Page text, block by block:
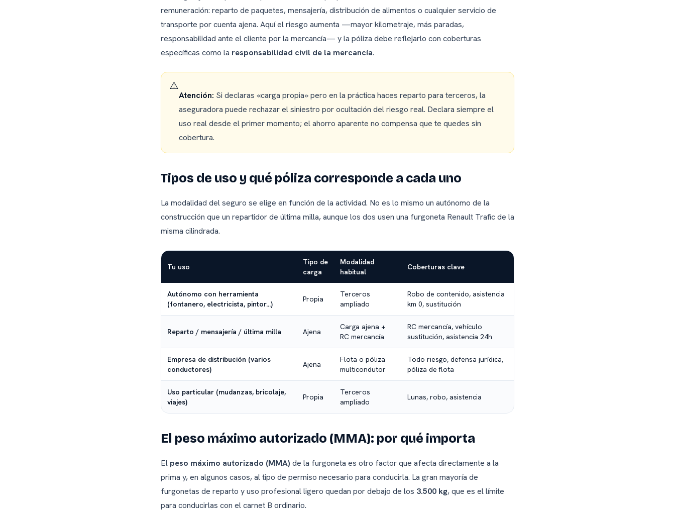
remuneración: reparto de paquetes, mensajería, distribución de alimentos o cualquier servicio de
transporte por cuenta ajena. Aquí el riesgo aumenta —mayor kilometraje, más paradas,
responsabilidad ante el cliente por la mercancía— y la póliza debe reflejarlo con coberturas
específicas como la responsabilidad civil de la mercancía.
⚠️
Atención: Si declaras «carga propia» pero en la práctica haces reparto para terceros, la
aseguradora puede rechazar el siniestro por ocultación del riesgo real. Declara siempre el
uso real desde el primer momento; el ahorro aparente no compensa que te quedes sin
cobertura.
Tipos de uso y qué póliza corresponde a cada uno
La modalidad del seguro se elige en función de la actividad. No es lo mismo un autónomo de la
construcción que un repartidor de última milla, aunque los dos usen una furgoneta Renault Trafic de la
misma cilindrada.
Tu uso
Tipo de
carga
Modalidad
habitual
Coberturas clave
Autónomo con herramienta
(fontanero, electricista, pintor…)
Propia
Terceros
ampliado
Robo de contenido, asistencia
km 0, sustitución
Reparto / mensajería / última milla Ajena
Carga ajena +
RC mercancía
RC mercancía, vehículo
sustitución, asistencia 24h
Empresa de distribución (varios
conductores)
Ajena
Flota o póliza
multicondutor
Todo riesgo, defensa jurídica,
póliza de flota
Uso particular (mudanzas, bricolaje,
viajes)
Propia
Terceros
ampliado
Lunas, robo, asistencia
El peso máximo autorizado (MMA): por qué importa
El peso máximo autorizado (MMA) de la furgoneta es otro factor que afecta directamente a la
prima y, en algunos casos, al tipo de permiso necesario para conducirla. La gran mayoría de
furgonetas de reparto y uso profesional ligero quedan por debajo de los 3.500 kg, que es el límite
para conducirlas con el carnet B ordinario.